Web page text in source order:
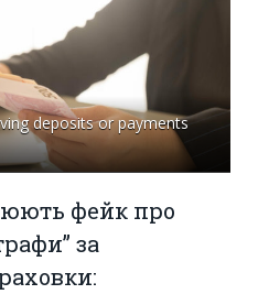
deposits or payments
фейк про
за